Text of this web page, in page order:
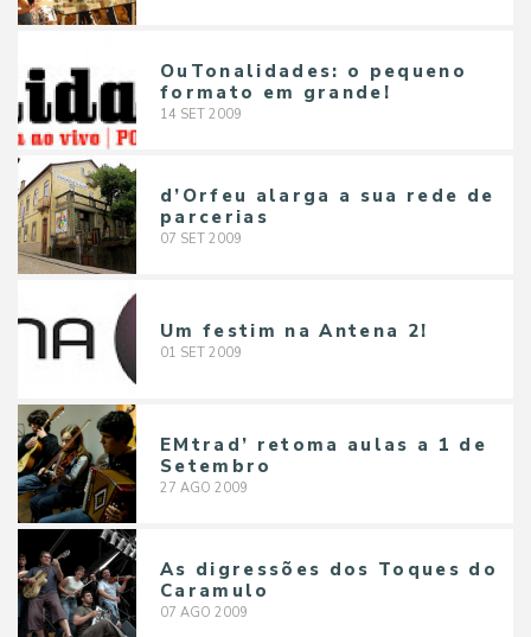
OuTonalidades: o pequeno
formato em grande!
14 SET 2009
d’Orfeu alarga a sua rede de
parcerias
07 SET 2009
Um festim na Antena 2!
01 SET 2009
EMtrad’ retoma aulas a 1 de
Setembro
27 AGO 2009
As digressões dos Toques do
Caramulo
07 AGO 2009